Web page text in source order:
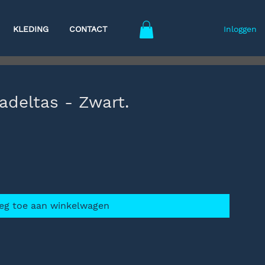
KLEDING CONTACT Inloggen
- Zwart.
toe aan winkelwagen